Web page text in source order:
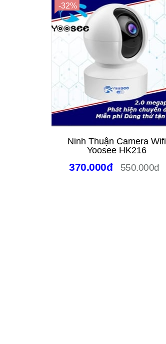
-32%
Ninh Thuận Camera Wifi
Yoosee HK216
370.000đ 550.000đ